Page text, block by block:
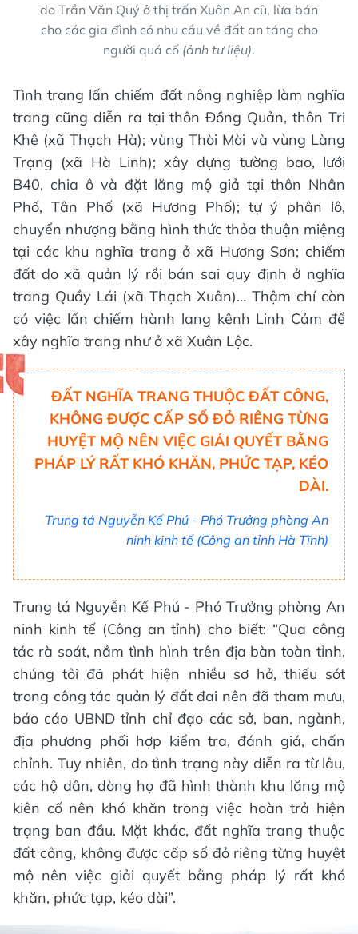
do Trần Văn Quý ở thị trấn Xuân An cũ, lừa bán
cho các gia đình có nhu cầu về đất an táng cho
người quá cố (ảnh tư liệu).
Tình trạng lấn chiếm đất nông nghiệp làm nghĩa
trang cũng diễn ra tại thôn Đồng Quản, thôn Tri
Khê (xã Thạch Hà); vùng Thòi Mòi và vùng Làng
Trạng (xã Hà Linh); xây dựng tường bao, lưới
B40, chia ô và đặt lăng mộ giả tại thôn Nhân
Phố, Tân Phố (xã Hương Phố); tự ý phân lô,
chuyển nhượng bằng hình thức thỏa thuận miệng
tại các khu nghĩa trang ở xã Hương Sơn; chiếm
đất do xã quản lý rồi bán sai quy định ở nghĩa
trang Quầy Lái (xã Thạch Xuân)… Thậm chí còn
có việc lấn chiếm hành lang kênh Linh Cảm để
xây nghĩa trang như ở xã Xuân Lộc.
ĐẤT NGHĨA TRANG THUỘC ĐẤT CÔNG,
KHÔNG ĐƯỢC CẤP SỔ ĐỎ RIÊNG TỪNG
HUYỆT MỘ NÊN VIỆC GIẢI QUYẾT BẰNG
PHÁP LÝ RẤT KHÓ KHĂN, PHỨC TẠP, KÉO
DÀI.
Trung tá Nguyễn Kế Phú - Phó Trưởng phòng An
ninh kinh tế (Công an tỉnh Hà Tĩnh)
Trung tá Nguyễn Kế Phú - Phó Trưởng phòng An
ninh kinh tế (Công an tỉnh) cho biết: “Qua công
tác rà soát, nắm tình hình trên địa bàn toàn tỉnh,
chúng tôi đã phát hiện nhiều sơ hở, thiếu sót
trong công tác quản lý đất đai nên đã tham mưu,
báo cáo UBND tỉnh chỉ đạo các sở, ban, ngành,
địa phương phối hợp kiểm tra, đánh giá, chấn
chỉnh. Tuy nhiên, do tình trạng này diễn ra từ lâu,
các hộ dân, dòng họ đã hình thành khu lăng mộ
kiên cố nên khó khăn trong việc hoàn trả hiện
trạng ban đầu. Mặt khác, đất nghĩa trang thuộc
đất công, không được cấp sổ đỏ riêng từng huyệt
mộ nên việc giải quyết bằng pháp lý rất khó
khăn, phức tạp, kéo dài”.